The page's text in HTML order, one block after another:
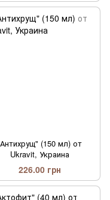
(150 мл) от
Ukravit, Украина
226.00 грн